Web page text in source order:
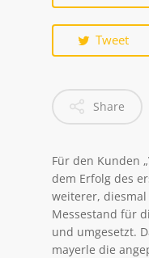
Tweet
Share
Für den Kunden
dem Erfolg des
weiterer,
Messestand für
und umgesetzt.
mayerle die